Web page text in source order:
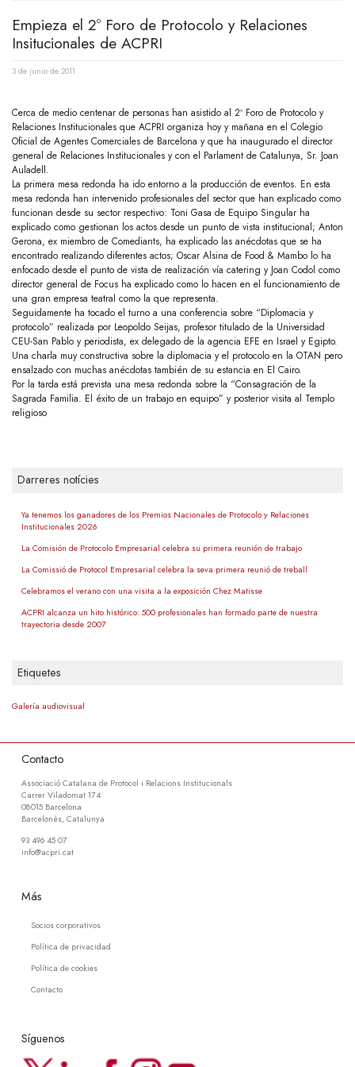
Empieza el 2º Foro de Protocolo y Relaciones
Insitucionales de ACPRI
3 de junio de 2011
Cerca de medio centenar de personas han asistido al 2º Foro de Protocolo y
Relaciones Institucionales que ACPRI organiza hoy y mañana en el Colegio
Oficial de Agentes Comerciales de Barcelona y que ha inaugurado el director
general de Relaciones Institucionales y con el Parlament de Catalunya, Sr. Joan
Auladell.
La primera mesa redonda ha ido entorno a la producción de eventos. En esta
mesa redonda han intervenido profesionales del sector que han explicado como
funcionan desde su sector respectivo: Toni Gasa de Equipo Singular ha
explicado como gestionan los actos desde un punto de vista institucional; Anton
Gerona, ex miembro de Comediants, ha explicado las anécdotas que se ha
encontrado realizando diferentes actos; Oscar Alsina de Food & Mambo lo ha
enfocado desde el punto de vista de realización vía catering y Joan Codol como
director general de Focus ha explicado como lo hacen en el funcionamiento de
una gran empresa teatral como la que representa.
Seguidamente ha tocado el turno a una conferencia sobre “Diplomacia y
protocolo” realizada por Leopoldo Seijas, profesor titulado de la Universidad
CEU-San Pablo y periodista, ex delegado de la agencia EFE en Israel y Egipto.
Una charla muy constructiva sobre la diplomacia y el protocolo en la OTAN pero
ensalzado con muchas anécdotas también de su estancia en El Cairo.
Por la tarda está prevista una mesa redonda sobre la “Consagración de la
Sagrada Familia. El éxito de un trabajo en equipo” y posterior visita al Templo
religioso
Darreres notícies
Ya tenemos los ganadores de los Premios Nacionales de Protocolo y Relaciones
Institucionales 2026
La Comisión de Protocolo Empresarial celebra su primera reunión de trabajo
La Comissió de Protocol Empresarial celebra la seva primera reunió de treball
Celebramos el verano con una visita a la exposición Chez Matisse
ACPRI alcanza un hito histórico: 500 profesionales han formado parte de nuestra
trayectoria desde 2007
Etiquetes
Galería audiovisual
Contacto
Associació Catalana de Protocol i Relacions Institucionals
Carrer Viladomat 174
08015 Barcelona
Barcelonès, Catalunya
93 496 45 07
info@acpri.cat
Más
Socios corporativos
Política de privacidad
Política de cookies
Contacto
Síguenos